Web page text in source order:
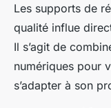
Les supports de
qualité influe
Il s’agit de
numériques pour
s’adapter à son